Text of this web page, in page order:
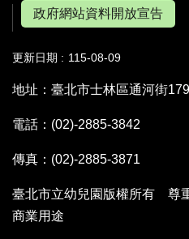
政府網站資料開放宣告
更新日期 115-08-09
地址：臺北市士林區通河街
電話：(02)-2885-3842
傳真：(02)-2885-3871
臺北市立幼兒園版權所有 尊
商業用途